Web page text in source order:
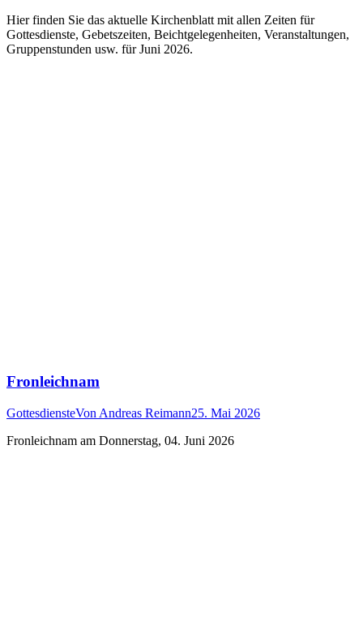
Hier finden Sie das aktuelle Kirchenblatt mit allen Zeiten für
Gottesdienste, Gebetszeiten, Beichtgelegenheiten, Veranstaltungen,
Gruppenstunden usw. für Juni 2026.
Fronleichnam
GottesdiensteVon Andreas Reimann25. Mai 2026
Fronleichnam am Donnerstag, 04. Juni 2026